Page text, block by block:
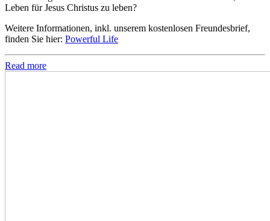
Leben für Jesus Christus zu leben?
Weitere Informationen, inkl. unserem kostenlosen Freundesbrief,
finden Sie hier: Powerful Life
Read more